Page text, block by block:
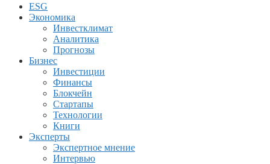
ESG
Экономика
Инвестклимат
Аналитика
Прогнозы
Бизнес
Инвестиции
Финансы
Блокчейн
Стартапы
Технологии
Книги
Эксперты
Экспертное мнение
Интервью